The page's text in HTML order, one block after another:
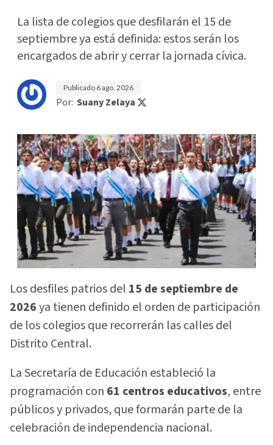
La lista de colegios que desfilarán el 15 de
septiembre ya está definida: estos serán los
encargados de abrir y cerrar la jornada cívica.
Publicado 6 ago. 2026
Por: Suany Zelaya
Los desfiles patrios del 15 de septiembre de
2026ya tienen definido el orden de participación
de los colegios que recorrerán las calles del
Distrito Central.
La Secretaría de Educación estableció la
programación con 61 centros educativos, entre
públicos y privados, que formarán parte de la
celebración de independencia nacional.